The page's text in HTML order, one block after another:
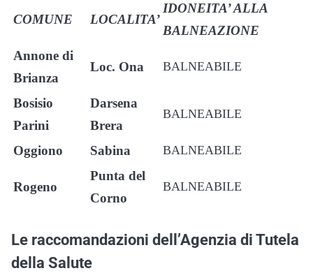
COMUNE LOCALITA’
IDONEITA’ ALLA
BALNEAZIONE
Annone di
Brianza
Loc. Ona BALNEABILE
Bosisio
Parini
Darsena
Brera
BALNEABILE
Oggiono Sabina BALNEABILE
Rogeno
Punta del
Corno
BALNEABILE
Le raccomandazioni dell’Agenzia di Tutela
della Salute